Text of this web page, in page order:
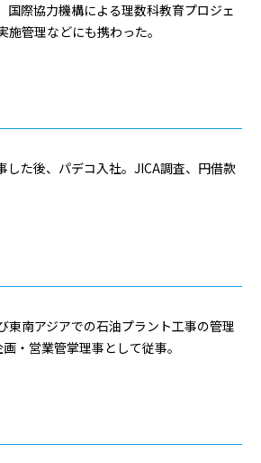
際協力機構による理数科教育プロジェ
管理などにも携わった。
た後、パデコ入社。JICA調査、円借款
南アジアでの石油プラント工事の管理
・営業管掌理事として従事。